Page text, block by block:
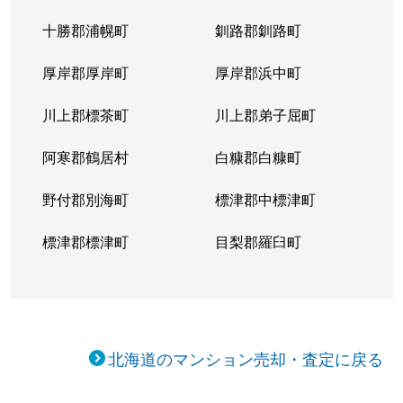
十勝郡浦幌町 釧路郡釧路町
厚岸郡厚岸町 厚岸郡浜中町
川上郡標茶町 川上郡弟子屈町
阿寒郡鶴居村 白糠郡白糠町
野付郡別海町 標津郡中標津町
標津郡標津町 目梨郡羅臼町
北海道のマンション売却・査定に戻る